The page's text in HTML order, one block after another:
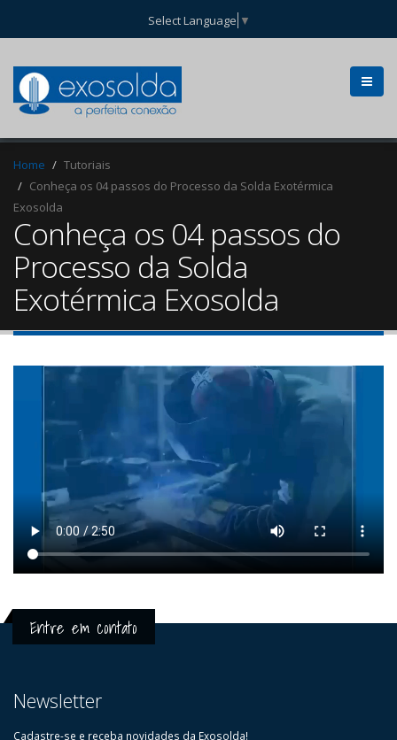
Select Language ▼
Home
Tutoriais
Conheça os 04 passos do Processo da Solda Exotérmica
Exosolda
Conheça os 04 passos do
Processo da Solda
Exotérmica Exosolda
Entre em contato
Newsletter
Cadastre-se e receba novidades da Exosolda!